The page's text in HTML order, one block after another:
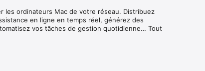
les ordinateurs Mac de votre réseau. Distribuez
en ligne en temps réel, générez des
vos tâches de gestion quotidienne… Tout